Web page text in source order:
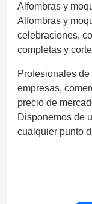
Alfombras y
Alfombras y
celebraciones,
completas y
Profesionales
empresas,
precio de
Disponemos de
cualquier punto